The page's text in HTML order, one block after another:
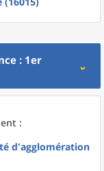
: 1er
:
d'agglomération